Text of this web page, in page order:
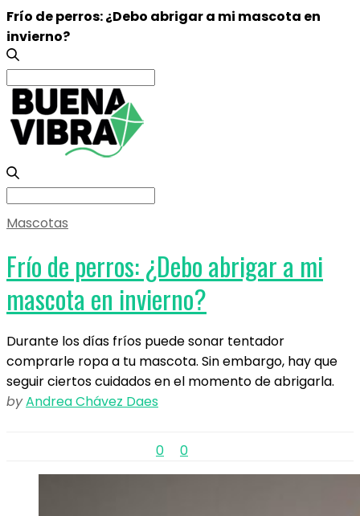
Frío de perros: ¿Debo abrigar a mi mascota en
invierno?
Search
for:
Search
Mascotas
Frío de perros: ¿Debo abrigar a mi
mascota en invierno?
Durante los días fríos puede sonar tentador
comprarle ropa a tu mascota. Sin embargo, hay que
seguir ciertos cuidados en el momento de abrigarla.
byAndrea Chávez Daes
0 0